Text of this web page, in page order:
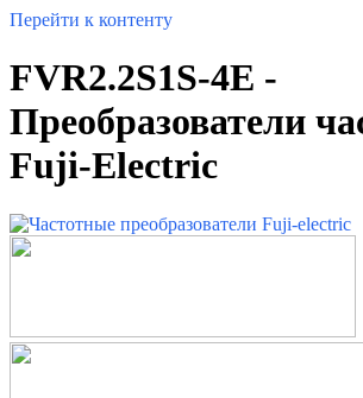
Перейти к контенту
FVR2.2S1S-4E -
Преобразователи
Fuji-Electric